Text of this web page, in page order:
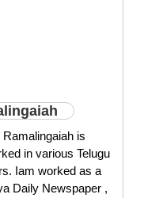
is
in various Telugu
Iam worked as a
Daily Newspaper ,